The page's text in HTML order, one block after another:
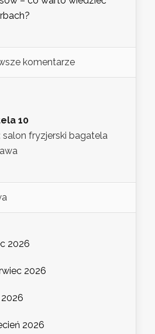
komentarze
10
salon fryzjerski bagatela
2026
2026
2026